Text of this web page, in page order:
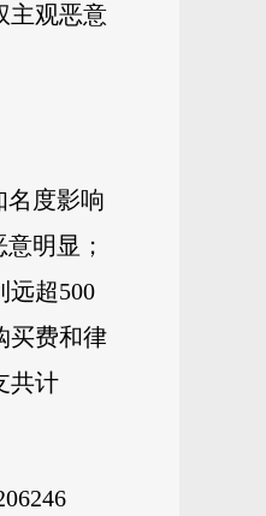
主观恶意
名度影响
明显；
远超500
买费和律
共计